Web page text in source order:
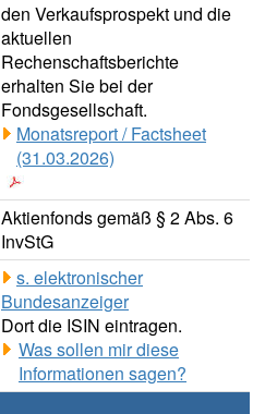
den Verkaufsprospekt und die
aktuellen
Rechenschaftsberichte
erhalten Sie bei der
Fondsgesellschaft.
Monatsreport / Factsheet
(31.03.2026)
Aktienfonds gemäß § 2 Abs. 6
InvStG
s. elektronischer
Bundesanzeiger
Dort die ISIN eintragen.
Was sollen mir diese
Informationen sagen?